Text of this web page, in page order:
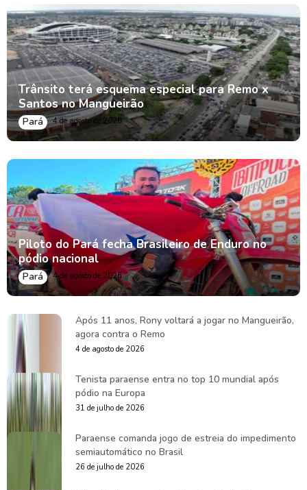
Trânsito terá esquema especial para Remo x
Santos no Mangueirão
Pará 4 de agosto de 2026
Piloto do Pará fecha Brasileiro de Enduro no
pódio nacional
Pará 4 de agosto de 2026
Após 11 anos, Rony voltará a jogar no Mangueirão,
agora contra o Remo
4 de agosto de 2026
Tenista paraense entra no top 10 mundial após
pódio na Europa
31 de julho de 2026
Paraense comanda jogo de estreia do impedimento
semiautomático no Brasil
26 de julho de 2026